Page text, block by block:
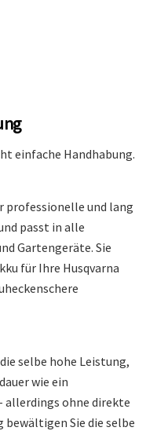
einfache Handhabung.
professionelle und lang
passt in alle
Gartengeräte. Sie
für Ihre Husqvarna
selbe hohe Leistung,
wie ein
allerdings ohne direkte
bewältigen Sie die selbe